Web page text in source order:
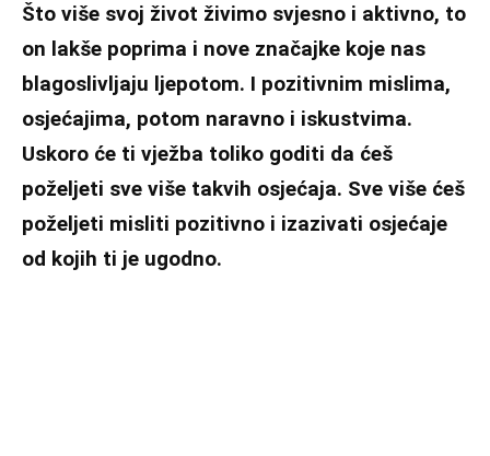
Što više svoj život živimo svjesno i aktivno, to
on lakše poprima i nove značajke koje nas
blagoslivljaju ljepotom. I pozitivnim mislima,
osjećajima, potom naravno i iskustvima.
Uskoro će ti vježba toliko goditi da ćeš
poželjeti sve više takvih osjećaja. Sve više ćeš
poželjeti misliti pozitivno i izazivati osjećaje
od kojih ti je ugodno.